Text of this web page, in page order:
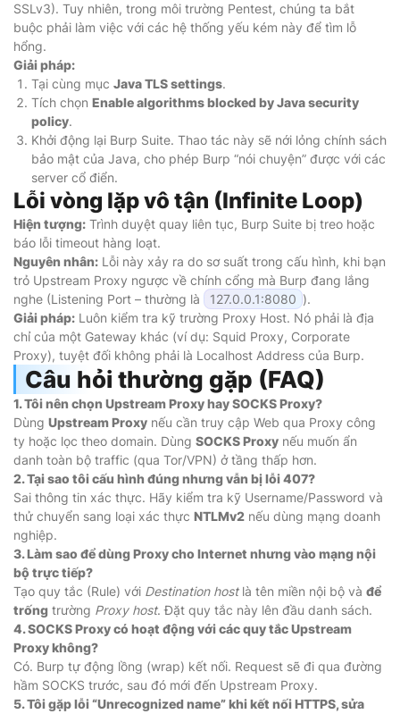
SSLv3). Tuy nhiên, trong môi trường Pentest, chúng ta bắt
buộc phải làm việc với các hệ thống yếu kém này để tìm lỗ
hổng.
Giải pháp:
Tại cùng mục Java TLS settings.
Tích chọn Enable algorithms blocked by Java security
policy.
Khởi động lại Burp Suite. Thao tác này sẽ nới lỏng chính sách
bảo mật của Java, cho phép Burp “nói chuyện” được với các
server cổ điển.
Lỗi vòng lặp vô tận (Infinite Loop)
Hiện tượng: Trình duyệt quay liên tục, Burp Suite bị treo hoặc
báo lỗi timeout hàng loạt.
Nguyên nhân: Lỗi này xảy ra do sơ suất trong cấu hình, khi bạn
trỏ Upstream Proxy ngược về chính cổng mà Burp đang lắng
nghe (Listening Port – thường là
127.0.0.1:8080 ).
Giải pháp: Luôn kiểm tra kỹ trường Proxy Host. Nó phải là địa
chỉ của một Gateway khác (ví dụ: Squid Proxy, Corporate
Proxy), tuyệt đối không phải là Localhost Address của Burp.
Câu hỏi thường gặp (FAQ)
1. Tôi nên chọn Upstream Proxy hay SOCKS Proxy?
Dùng Upstream Proxy nếu cần truy cập Web qua Proxy công
ty hoặc lọc theo domain. Dùng SOCKS Proxy nếu muốn ẩn
danh toàn bộ traffic (qua Tor/VPN) ở tầng thấp hơn.
2. Tại sao tôi cấu hình đúng nhưng vẫn bị lỗi 407?
Sai thông tin xác thực. Hãy kiểm tra kỹ Username/Password và
thử chuyển sang loại xác thực NTLMv2 nếu dùng mạng doanh
nghiệp.
3. Làm sao để dùng Proxy cho Internet nhưng vào mạng nội
bộ trực tiếp?
Tạo quy tắc (Rule) với Destination hostlà tên miền nội bộ và để
trống trường Proxy host. Đặt quy tắc này lên đầu danh sách.
4. SOCKS Proxy có hoạt động với các quy tắc Upstream
Proxy không?
Có. Burp tự động lồng (wrap) kết nối. Request sẽ đi qua đường
hầm SOCKS trước, sau đó mới đến Upstream Proxy.
5. Tôi gặp lỗi “Unrecognized name” khi kết nối HTTPS, sửa